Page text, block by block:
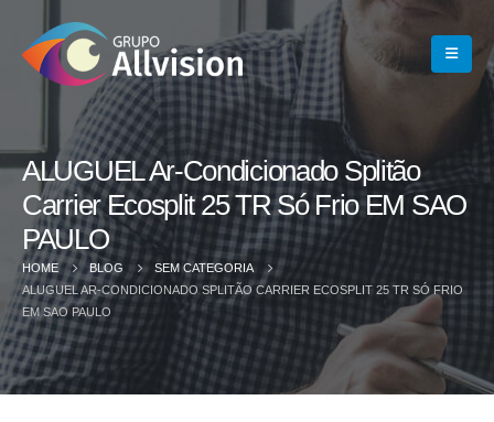
ALUGUEL Ar-Condicionado Splitão
Carrier Ecosplit 25 TR Só Frio EM SAO
PAULO
HOME BLOG
SEM CATEGORIA
ALUGUEL AR-CONDICIONADO SPLITÃO CARRIER ECOSPLIT 25 TR SÓ FRIO
EM SAO PAULO